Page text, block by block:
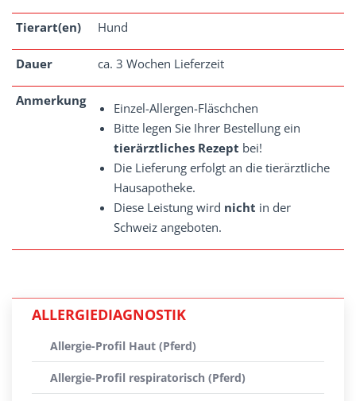
Tierart(en) Hund
Dauer ca. 3 Wochen Lieferzeit
Anmerkung
Einzel-Allergen-Fläschchen
Bitte legen Sie Ihrer Bestellung ein
tierärztliches Rezept bei!
Die Lieferung erfolgt an die tierärztliche
Hausapotheke.
Diese Leistung wird nicht in der
Schweiz angeboten.
ALLERGIEDIAGNOSTIK
Allergie-Profil Haut (Pferd)
Allergie-Profil respiratorisch (Pferd)